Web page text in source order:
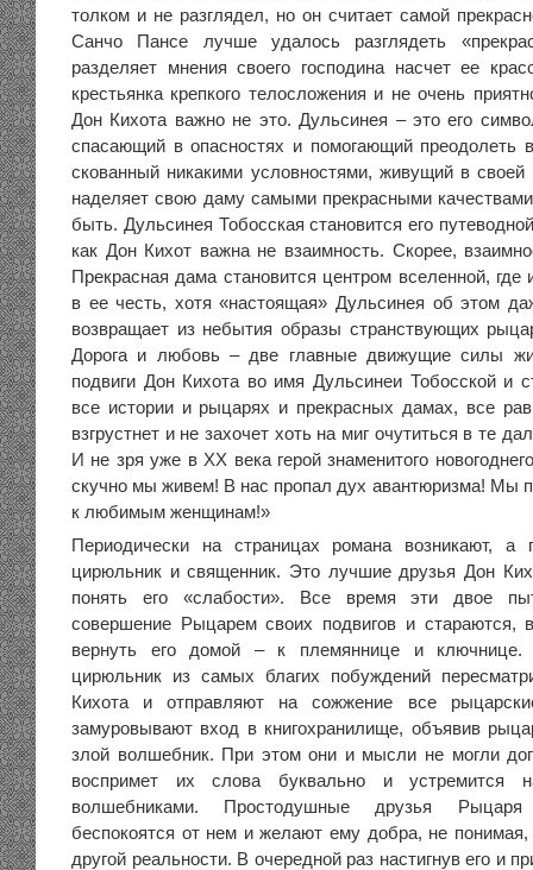
толком и не разглядел, но он считает самой
Санчо Пансе лучше удалось разглядеть
разделяет мнения своего господина насчет ее
крестьянка крепкого телосложения и не очень
Дон Кихота важно не это. Дульсинея – это его
спасающий в опасностях и помогающий преодолеть
скованный никакими условностями, живущий в своей
наделяет свою даму самыми прекрасными
быть. Дульсинея Тобосская становится его
как Дон Кихот важна не взаимность. Скорее,
Прекрасная дама становится центром вселенной, где
в ее честь, хотя «настоящая» Дульсинея об этом
возвращает из небытия образы странствующих
Дорога и любовь – две главные движущие силы
подвиги Дон Кихота во имя Дульсинеи Тобосской и
все истории и рыцарях и прекрасных дамах, все
взгрустнет и не захочет хоть на миг очутиться в те
И не зря уже в XX века герой знаменитого
скучно мы живем! В нас пропал дух авантюризма! Мы
к любимым женщинам!»
Периодически на страницах романа возникают, а
цирюльник и священник. Это лучшие друзья Дон
понять его «слабости». Все время эти двое
совершение Рыцарем своих подвигов и стараются,
вернуть его домой – к племяннице и
цирюльник из самых благих побуждений
Кихота и отправляют на сожжение все
замуровывают вход в книгохранилище, объявив
злой волшебник. При этом они и мысли не могли
воспримет их слова буквально и
волшебниками. Простодушные друзья Рыцаря
беспокоятся от нем и желают ему добра, не
другой реальности. В очередной раз настигнув его и